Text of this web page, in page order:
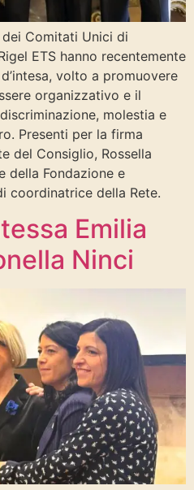
dei Comitati Unici di
ETS hanno recentemente
volto a promuovere
organizzativo e il
molestia e
Presenti per la firma
del Consiglio, Rossella
della Fondazione e
coordinatrice della Rete.
Emilia
Ninci